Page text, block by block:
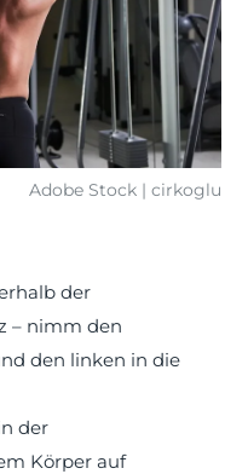
Adobe Stock | cirkoglu
der
– nimm den
den linken in die
der
Körper auf